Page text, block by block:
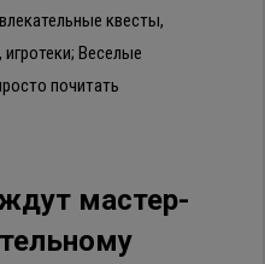
квесты,
Веселые
почитать
мастер-